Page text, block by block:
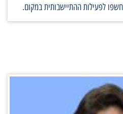
לפעילות ההתיישבותית במקום.